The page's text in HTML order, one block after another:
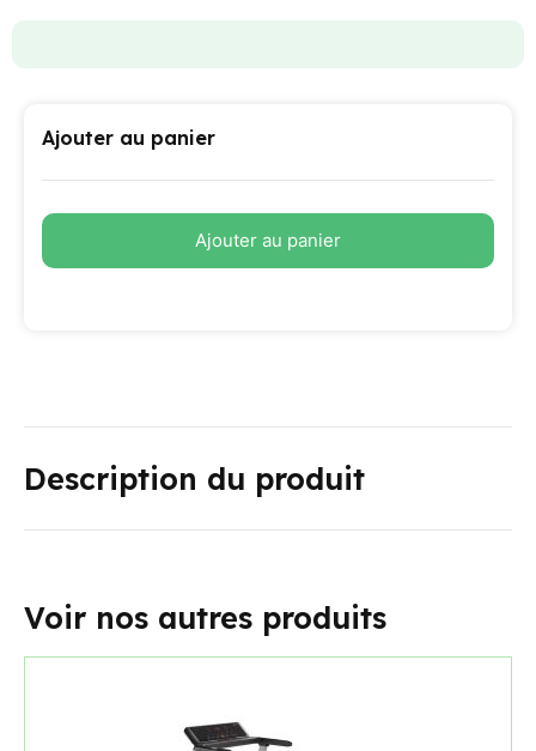
Ajouter au panier
Ajouter au panier
Description du produit
Voir nos autres produits